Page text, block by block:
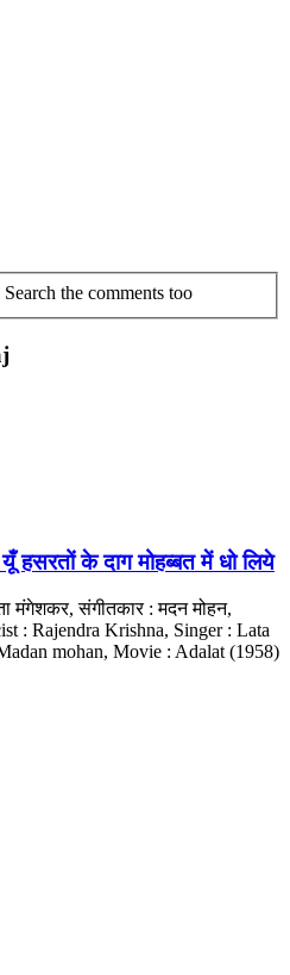
Search the comments too
के दाग मोहब्बत में धो लिये
मंगेशकर, संगीतकार : मदन मोहन,
: Rajendra Krishna, Singer : Lata
mohan, Movie : Adalat (1958)